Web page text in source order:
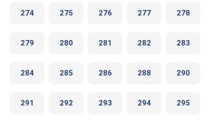
Play Video
274 275 276 277 278
279 280 281 282 283
284 285 286 288 290
291 292 293 294 295